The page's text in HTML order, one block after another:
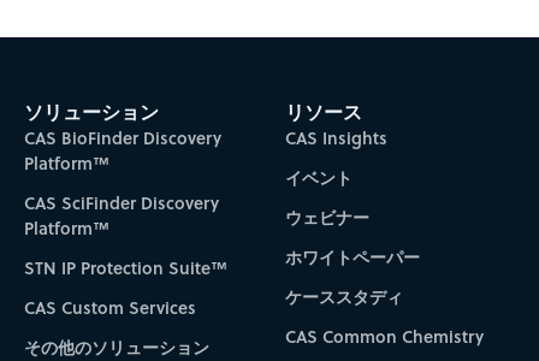
ソリューション
CAS BioFinder Discovery
Platform™
CAS SciFinder Discovery
Platform™
STN IP Protection Suite™
CAS Custom Services
その他のソリューション
リソース
CAS Insights
イベント
ウェビナー
ホワイトペーパー
ケーススタディ
CAS Common Chemistry